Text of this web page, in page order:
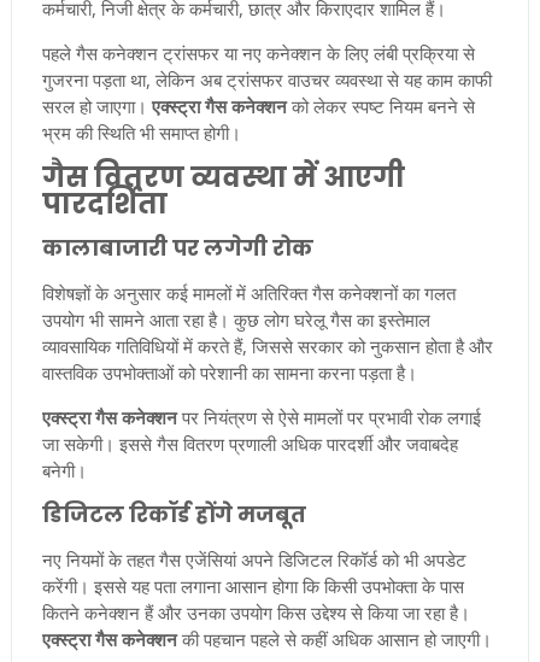
कर्मचारी, निजी क्षेत्र के कर्मचारी, छात्र और किराएदार शामिल हैं।
पहले गैस कनेक्शन ट्रांसफर या नए कनेक्शन के लिए लंबी प्रक्रिया से
गुजरना पड़ता था, लेकिन अब ट्रांसफर वाउचर व्यवस्था से यह काम काफी
सरल हो जाएगा। एक्स्ट्रा गैस कनेक्शनको लेकर स्पष्ट नियम बनने से
भ्रम की स्थिति भी समाप्त होगी।
गैस वितरण व्यवस्था में आएगी
पारदर्शिता
कालाबाजारी पर लगेगी रोक
विशेषज्ञों के अनुसार कई मामलों में अतिरिक्त गैस कनेक्शनों का गलत
उपयोग भी सामने आता रहा है। कुछ लोग घरेलू गैस का इस्तेमाल
व्यावसायिक गतिविधियों में करते हैं, जिससे सरकार को नुकसान होता है और
वास्तविक उपभोक्ताओं को परेशानी का सामना करना पड़ता है।
एक्स्ट्रा गैस कनेक्शनपर नियंत्रण से ऐसे मामलों पर प्रभावी रोक लगाई
जा सकेगी। इससे गैस वितरण प्रणाली अधिक पारदर्शी और जवाबदेह
बनेगी।
डिजिटल रिकॉर्ड होंगे मजबूत
नए नियमों के तहत गैस एजेंसियां अपने डिजिटल रिकॉर्ड को भी अपडेट
करेंगी। इससे यह पता लगाना आसान होगा कि किसी उपभोक्ता के पास
कितने कनेक्शन हैं और उनका उपयोग किस उद्देश्य से किया जा रहा है।
एक्स्ट्रा गैस कनेक्शनकी पहचान पहले से कहीं अधिक आसान हो जाएगी।